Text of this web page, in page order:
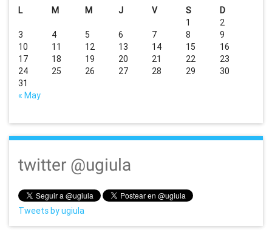
L
M M J V S D
« May
1
2
3
4 5 6 7 8
9
10
11 12 13 14 15
16
17
18 19 20 21 22
23
24
25 26 27 28 29
30
31
twitter @ugiula
Tweets by ugiula